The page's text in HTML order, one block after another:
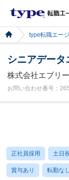
type転職エー
シニアデータ
株式会社エブリー
お問い合わせ番号：
正社員採用 土日
賞与あり 転勤なし